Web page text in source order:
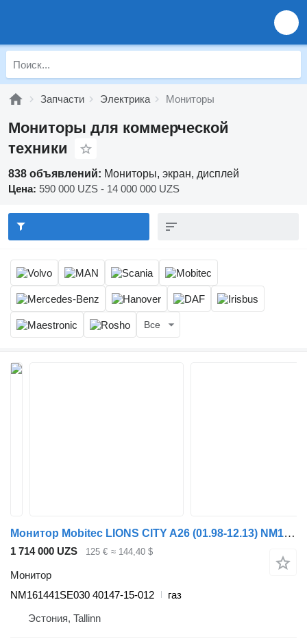
Запчасти Электрика Мониторы
Мониторы для коммерческой
техники
838 объявлений: Мониторы, экран, дисплей
Цена: 590 000 UZS - 14 000 000 UZS
Все
Монитор Mobitec LIONS CITY A26 (01.98-12.13) NM161441SE030 для автобуса MAN Lion's bus (1991-)
1 714 000 UZS 125 € ≈ 144,40 $
Монитор
NM161441SE030 40147-15-012
газ
Эстония, Tallinn